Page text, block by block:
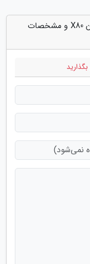
دیدگاه های مرتبط با "آشنایی با بسترن X80 و مشخصات